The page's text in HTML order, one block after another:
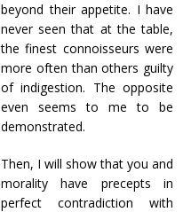
beyond their appetite. I have
never seen that at the table,
the finest connoisseurs were
more often than others guilty
of indigestion. The opposite
even seems to me to be
demonstrated.
Then, I will show that you and
morality have precepts in
perfect contradiction with